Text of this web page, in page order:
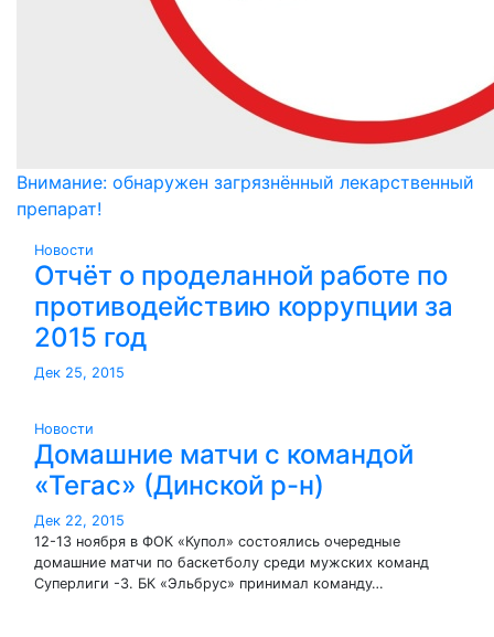
Внимание: обнаружен загрязнённый лекарственный
препарат!
Новости
Отчёт о проделанной работе по
противодействию коррупции за
2015 год
Дек 25, 2015
Новости
Домашние матчи с командой
«Тегас» (Динской р-н)
Дек 22, 2015
12-13 ноября в ФОК «Купол» состоялись очередные
домашние матчи по баскетболу среди мужских команд
Суперлиги -3. БК «Эльбрус» принимал команду…